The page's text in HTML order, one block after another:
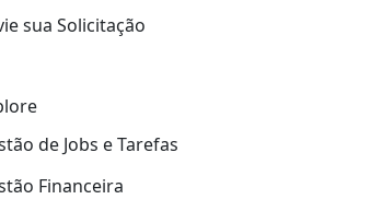
sua Solicitação
de Jobs e Tarefas
Financeira